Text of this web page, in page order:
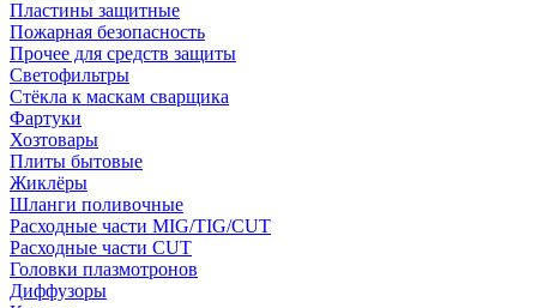
Пластины защитные
Пожарная безопасность
Прочее для средств защиты
Светофильтры
Стёкла к маскам сварщика
Фартуки
Хозтовары
Плиты бытовые
Жиклёры
Шланги поливочные
Расходные части MIG/TIG/CUT
Расходные части CUT
Головки плазмотронов
Диффузоры